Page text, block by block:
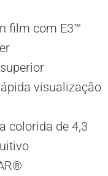
film com E3™
visualização
colorida de 4,3